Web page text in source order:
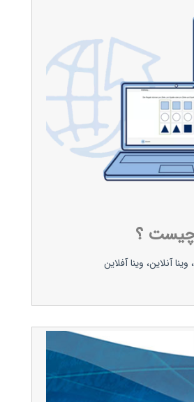
چیست ؟
آنلاین، وینا آفلاین